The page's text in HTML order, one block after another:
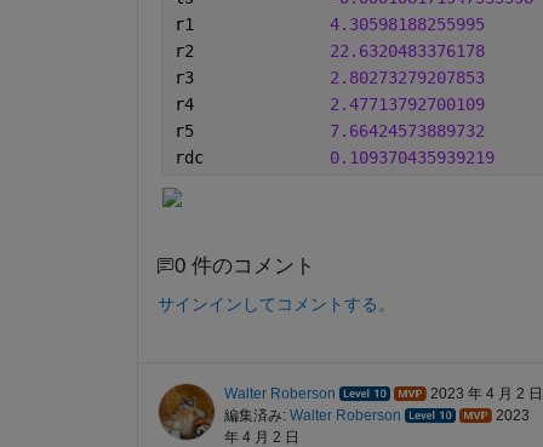
4.30598188255995
22.6320483376178
2.80273279207853
2.47713792700109
7.66424573889732
0.109370435939219
0 件のコメント
サインインしてコメントする。
Walter Roberson
2023 年 4 月 2 日
編集済み: Walter Roberson
2023
年 4 月 2 日